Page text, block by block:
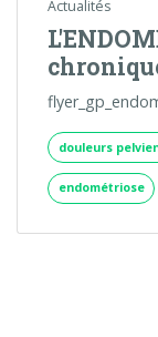
Actualités
douleurs
endométriose